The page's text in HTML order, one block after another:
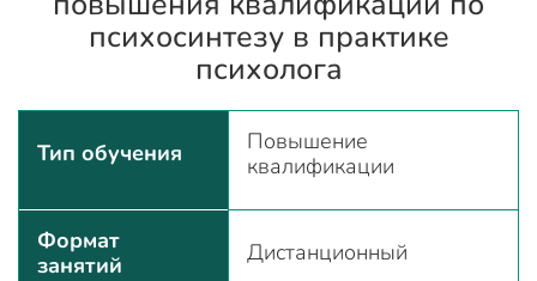
психосинтезу в практике
психолога
Тип обучения
Повышение
квалификации
Формат
занятий
Дистанционный